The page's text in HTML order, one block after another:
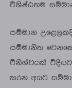
විශිෂ්ඨතම
සම්මාන
සම්මානිත
විනිශ්චයක්
කරන අයට